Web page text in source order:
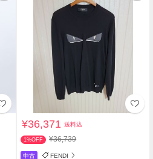
¥36,371送料込
1%OFF ¥36,739
中古 FENDI